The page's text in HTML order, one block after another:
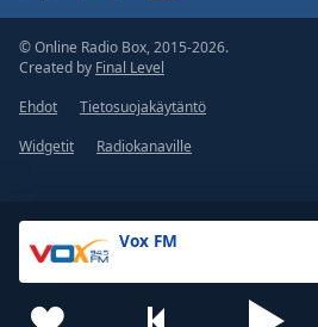
Vox FM
© Online Radio Box, 2015-2026.
Created by Final Level
Ehdot
Tietosuojakäytäntö
Widgetit
Radiokanaville